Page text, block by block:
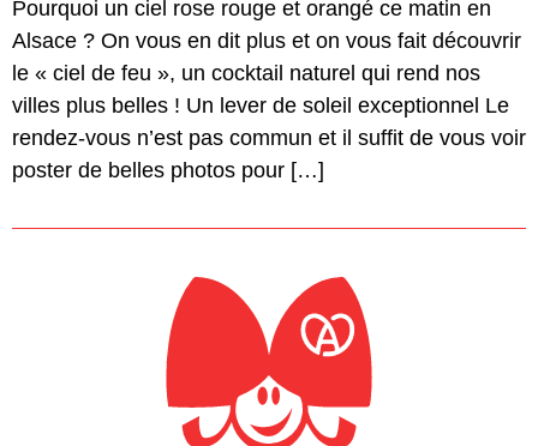
Pourquoi un ciel rose rouge et orangé ce matin en
Alsace ? On vous en dit plus et on vous fait découvrir
le « ciel de feu », un cocktail naturel qui rend nos
villes plus belles ! Un lever de soleil exceptionnel Le
rendez-vous n’est pas commun et il suffit de vous voir
poster de belles photos pour […]